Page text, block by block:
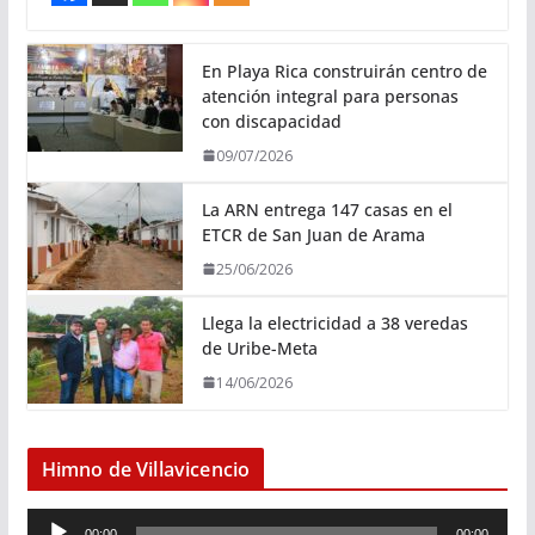
En Playa Rica construirán centro de
atención integral para personas
con discapacidad
09/07/2026
La ARN entrega 147 casas en el
ETCR de San Juan de Arama
25/06/2026
Llega la electricidad a 38 veredas
de Uribe-Meta
14/06/2026
Himno de Villavicencio